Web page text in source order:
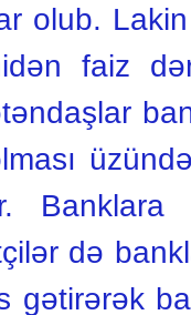
olub. Lakin
faiz
də